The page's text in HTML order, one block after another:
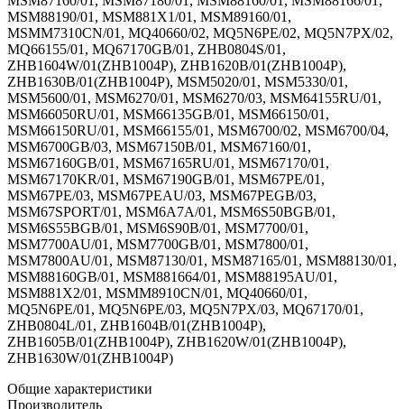
MSM88190/01, MSM881X1/01, MSM89160/01,
MSMM7310CN/01, MQ40660/02, MQ5N6PE/02, MQ5N7PX/02,
MQ66155/01, MQ67170GB/01, ZHB0804S/01,
ZHB1604W/01(ZHB1004P), ZHB1620B/01(ZHB1004P),
ZHB1630B/01(ZHB1004P), MSM5020/01, MSM5330/01,
MSM5600/01, MSM6270/01, MSM6270/03, MSM64155RU/01,
MSM66050RU/01, MSM66135GB/01, MSM66150/01,
MSM66150RU/01, MSM66155/01, MSM6700/02, MSM6700/04,
MSM6700GB/03, MSM67150B/01, MSM67160/01,
MSM67160GB/01, MSM67165RU/01, MSM67170/01,
MSM67170KR/01, MSM67190GB/01, MSM67PE/01,
MSM67PE/03, MSM67PEAU/03, MSM67PEGB/03,
MSM67SPORT/01, MSM6A7A/01, MSM6S50BGB/01,
MSM6S55BGB/01, MSM6S90B/01, MSM7700/01,
MSM7700AU/01, MSM7700GB/01, MSM7800/01,
MSM7800AU/01, MSM87130/01, MSM87165/01, MSM88130/01,
MSM88160GB/01, MSM881664/01, MSM88195AU/01,
MSM881X2/01, MSMM8910CN/01, MQ40660/01,
MQ5N6PE/01, MQ5N6PE/03, MQ5N7PX/03, MQ67170/01,
ZHB0804L/01, ZHB1604B/01(ZHB1004P),
ZHB1605B/01(ZHB1004P), ZHB1620W/01(ZHB1004P),
ZHB1630W/01(ZHB1004P)
Общие характеристики
Производитель